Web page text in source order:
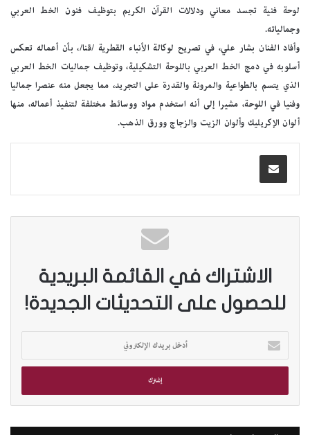
لوحة فنية تجسد معاني ودلالات القرآن الكريم بتوظيف فنون الخط العربي
وجمالياته.
وأفاد الفنان بشار علي، في تصريح لوكالة الأنباء القطرية /قنا/، بأن أعماله تعكس
أسلوبه في دمج الخط العربي باللوحة التشكيلية، وتوظيف جماليات الخط العربي
الذي يتسم بالطواعية والمرونة والقدرة على التجريد، مما يجعل منه عنصرا جماليا
وفنيا في اللوحة، مشيرا إلى أنه استخدم مواد ووسائط مختلفة لتنفيذ أعماله، منها
ألوان الإكريليك وألوان الزيت والزجاج وورق الذهب.
الاشتراك في القائمة البريدية
للحصول على التحديثات الجديدة!
خ
ب
ي